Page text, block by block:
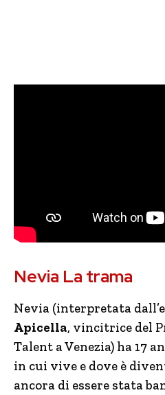
Nevia La trama
Nevia (interpretata
Apicella, vincitrice del
Talent a Venezia) ha 17
in cui vive e dove è
ancora di essere stata